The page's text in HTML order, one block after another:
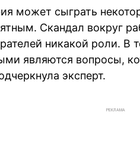
может сыграть
Скандал вокруг
никакой роли. В
являются вопросы,
эксперт.
РЕКЛАМА